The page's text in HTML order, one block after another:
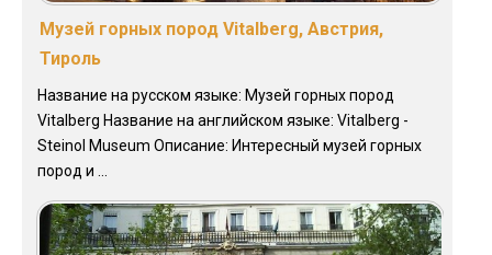
Музей горных пород Vitalberg, Австрия,
Тироль
Название на русском языке: Музей горных пород
Vitalberg Название на английском языке: Vitalberg -
Steinol Museum Описание: Интересный музей горных
пород и ...